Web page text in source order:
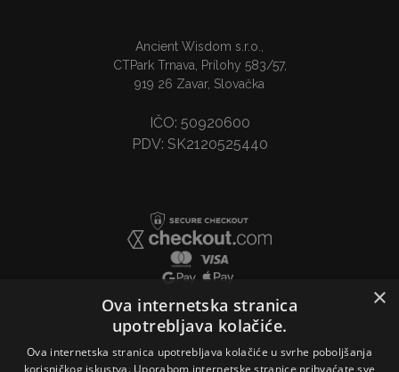
Ancient Wisdom s.r.o.,
CTPark Trnava, Prílohy 583/57,
919 26 Zavar, Slovačka
IČO: 50920600
PDV: SK2120525440
×
Ova internetska stranica
upotrebljava kolačiće.
Ova internetska stranica upotrebljava kolačiće u svrhe poboljšanja
korisničkog iskustva. Uporabom internetske stranice prihvaćate sve